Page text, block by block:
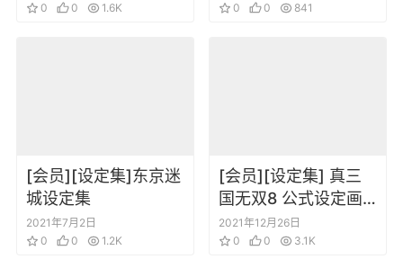
0
0 1.6K
0
0 841
[会员][设定集]东京迷
城设定集
2021年7月2日
0
0 1.2K
[会员][设定集] 真三
国无双8 公式设定画
集
2021年12月26日
0
0 3.1K